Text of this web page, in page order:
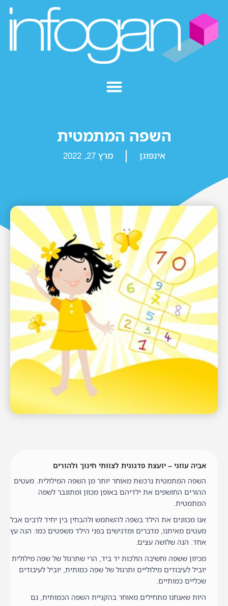
השפה המתמטית
אינפוגן מרץ 27, 2022
אביה עוזני – יועצת פדגוגית לצוותי חינוך ולהורים
השפה המתמטית נרכשת מאוחר יותר מן השפה המילולית. מעטים
ההורים החושפים את ילדיהם באופן מכוון ומתוגבר לשפה
המתמטית.
אנו מכוונים את הילד בשפה להשתמש ולהבחין בין יחיד לרבים אבל
מעטים מאיתנו, מדברים ומדגישים בפני הילד משפטים כמו: הנה עץ
אחד. הנה שלושה עצים.
מכיוון ששפה וחשיבה הולכות יד ביד, הרי שתרגול של שפה מילולית
יוביל לעיבודים מילוליים ותרגול של שפה כמותית, יוביל לעיבודים
שכליים כמותיים.
היות שאנחנו מתחילים מאוחר בהקניית השפה הכמותית, גם